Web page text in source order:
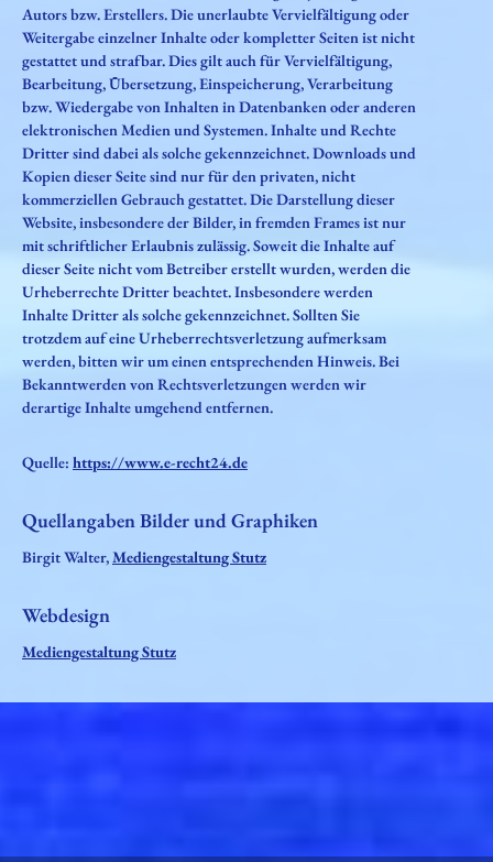
Autors bzw. Erstellers. Die unerlaubte Vervielfältigung oder
Weitergabe einzelner Inhalte oder kompletter Seiten ist nicht
gestattet und strafbar. Dies gilt auch für Vervielfältigung,
Bearbeitung, Übersetzung, Einspeicherung, Verarbeitung
bzw. Wiedergabe von Inhalten in Datenbanken oder anderen
elektronischen Medien und Systemen. Inhalte und Rechte
Dritter sind dabei als solche gekennzeichnet. Downloads und
Kopien dieser Seite sind nur für den privaten, nicht
kommerziellen Gebrauch gestattet. Die Darstellung dieser
Website, insbesondere der Bilder, in fremden Frames ist nur
mit schriftlicher Erlaubnis zulässig. Soweit die Inhalte auf
dieser Seite nicht vom Betreiber erstellt wurden, werden die
Urheberrechte Dritter beachtet. Insbesondere werden
Inhalte Dritter als solche gekennzeichnet. Sollten Sie
trotzdem auf eine Urheberrechtsverletzung aufmerksam
werden, bitten wir um einen entsprechenden Hinweis. Bei
Bekanntwerden von Rechtsverletzungen werden wir
derartige Inhalte umgehend entfernen.
Quelle: https://www.e-recht24.de
Quellangaben Bilder und Graphiken
Birgit Walter,Mediengestaltung Stutz
Webdesign
Mediengestaltung Stutz